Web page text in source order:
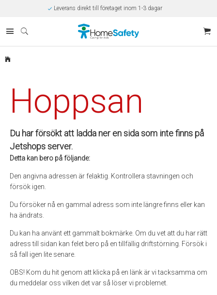
Leverans direkt till företaget inom 1-3 dagar
Rabatt på beställningar över 10.000kr/år
Hoppsan
Du har försökt att ladda ner en sida som inte finns på
Jetshops server.
Detta kan bero på följande:
Den angivna adressen är felaktig. Kontrollera stavningen och
försök igen.
Du försöker nå en gammal adress som inte längre finns eller kan
ha ändrats.
Du kan ha använt ett gammalt bokmärke. Om du vet att du har rätt
adress till sidan kan felet bero på en tillfällig driftstörning. Försök i
så fall igen lite senare.
OBS! Kom du hit genom att klicka på en länk är vi tacksamma om
du meddelar oss vilken det var så löser vi problemet.